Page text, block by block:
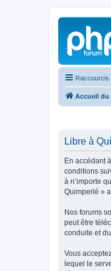
Raccourcis
Accueil du
Libre à
En accédant
conditions
à n’importe
Quimperlé »
Nos forums
peut être
conduite et
Vous
lequel le